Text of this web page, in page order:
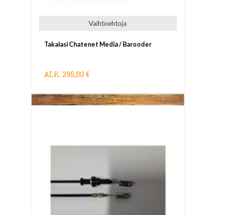
Vaihtoehtoja
Takalasi Chatenet Media / Barooder
ALK. 295,00 €